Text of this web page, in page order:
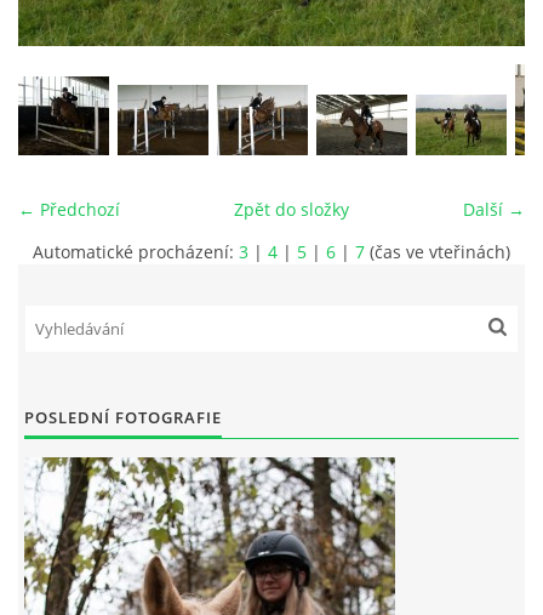
VIDEA
ODKAZY
PŘISPĚVEK ČUS KARVINA -PODPORA SPORTU V
NÁHRADNÍ TERMÍN BRIGÁDY PRO TY KTEŘÍ SE
NEDOSTAVILI NA PODZIMNÍ BRIGÁDU
ČLENOVÉ RYCHVALDU 2023
← Předchozí Další →
Zpět do složky
Automatické procházení: 3 | 4 | 5 | 6 | 7 (čas ve vteřinách)
POSLEDNÍ FOTOGRAFIE